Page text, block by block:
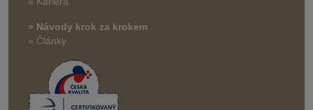
» Návody krok za krokem
» Články